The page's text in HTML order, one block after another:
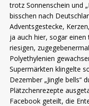
trotz Sonnenschein und
bisschen nach
Adventsgestecke,
ja auch hier, sogar
riesigen,
Polyethylenien
Supermärkten klingelte
Dezember „Jingle bells“
Plätzchenrezepte
Facebook geteilt, die